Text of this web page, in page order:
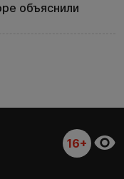
объяснили
16+